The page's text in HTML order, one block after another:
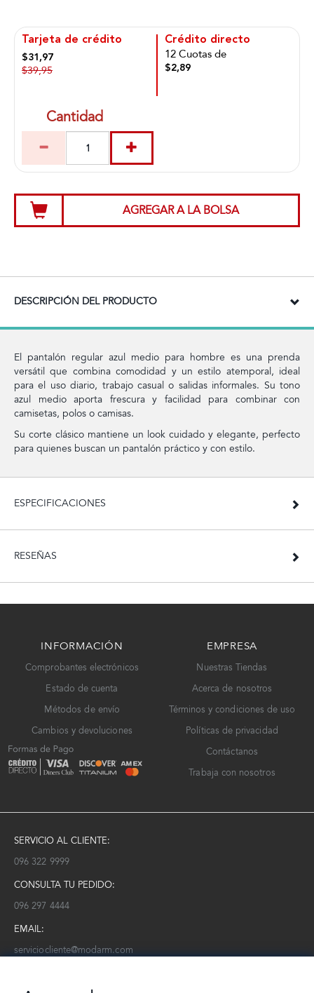
Tarjeta de crédito
$31,97
$39,95
Crédito directo
12 Cuotas de
$2,89
Cantidad
AGREGAR A LA BOLSA
DESCRIPCIÓN DEL PRODUCTO
El pantalón regular azul medio para hombre es una prenda
versátil que combina comodidad y un estilo atemporal, ideal
para el uso diario, trabajo casual o salidas informales. Su tono
azul medio aporta frescura y facilidad para combinar con
camisetas, polos o camisas.
Su corte clásico mantiene un look cuidado y elegante, perfecto
para quienes buscan un pantalón práctico y con estilo.
ESPECIFICACIONES
RESEÑAS
INFORMACIÓN
Comprobantes electrónicos
Estado de cuenta
Métodos de envío
Cambios y devoluciones
EMPRESA
Nuestras Tiendas
Acerca de nosotros
Términos y condiciones de uso
Políticas de privacidad
Contáctanos
Trabaja con nosotros
SERVICIO AL CLIENTE:
096 322 9999
CONSULTA TU PEDIDO:
096 297 4444
EMAIL:
serviciocliente@modarm.com